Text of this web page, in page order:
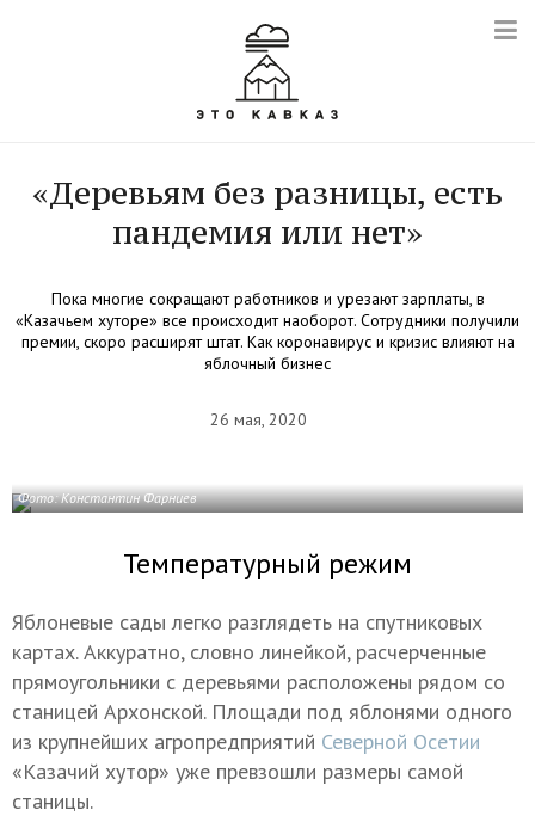
«Деревьям без разницы, есть
пандемия или нет»
Пока многие сокращают работников и урезают зарплаты, в
«Казачьем хуторе» все происходит наоборот. Сотрудники получили
премии, скоро расширят штат. Как коронавирус и кризис влияют на
яблочный бизнес
26 мая, 2020
Фото: Константин Фарниев
Температурный режим
Яблоневые сады легко разглядеть на спутниковых
картах. Аккуратно, словно линейкой, расчерченные
прямоугольники с деревьями расположены рядом со
станицей Архонской. Площади под яблонями одного
из крупнейших агропредприятий Северной Осетии
«Казачий хутор» уже превзошли размеры самой
станицы.